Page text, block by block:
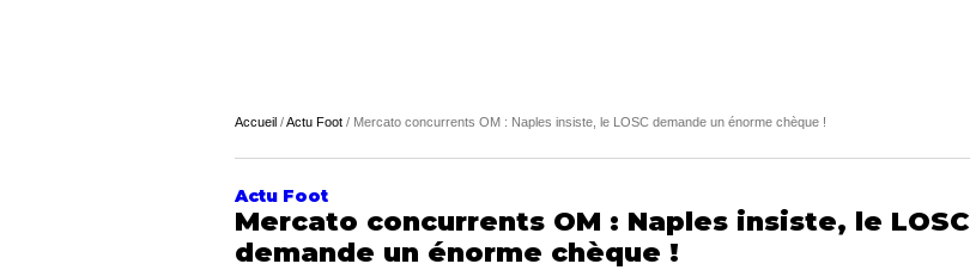
Accueil /Actu Foot / Mercato concurrents OM : Naples insiste, le LOSC demande un énorme chèque !
Actu Foot
Mercato concurrents OM : Naples insiste, le LOSC
demande un énorme chèque !